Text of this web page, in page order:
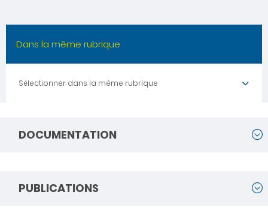
Dans la même rubrique
Sélectionner dans la même rubrique
DOCUMENTATION
PUBLICATIONS